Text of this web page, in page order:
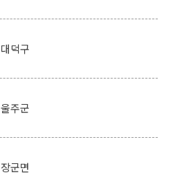
대덕구
울주군
장군면